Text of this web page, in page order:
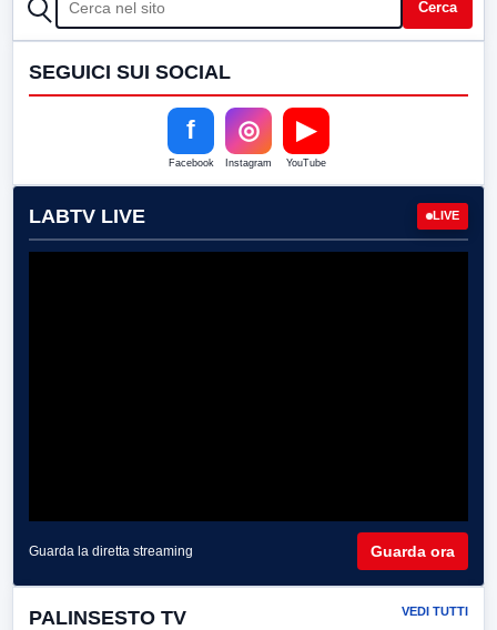
Cerca
SEGUICI SUI SOCIAL
f
Facebook
◎
Instagram
▶
YouTube
LABTV LIVE LIVE
Guarda la diretta streaming Guarda ora
PALINSESTO TV VEDI TUTTI